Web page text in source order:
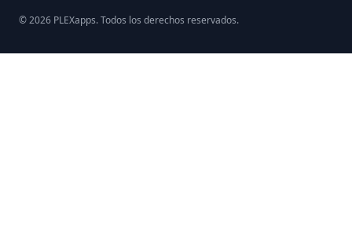
©2026 PLEXapps. Todos los derechos reservados.